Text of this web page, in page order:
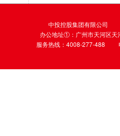
中投控股集团有限公司
办公地址①：广州市天河区天
服务热线：4008-277-488